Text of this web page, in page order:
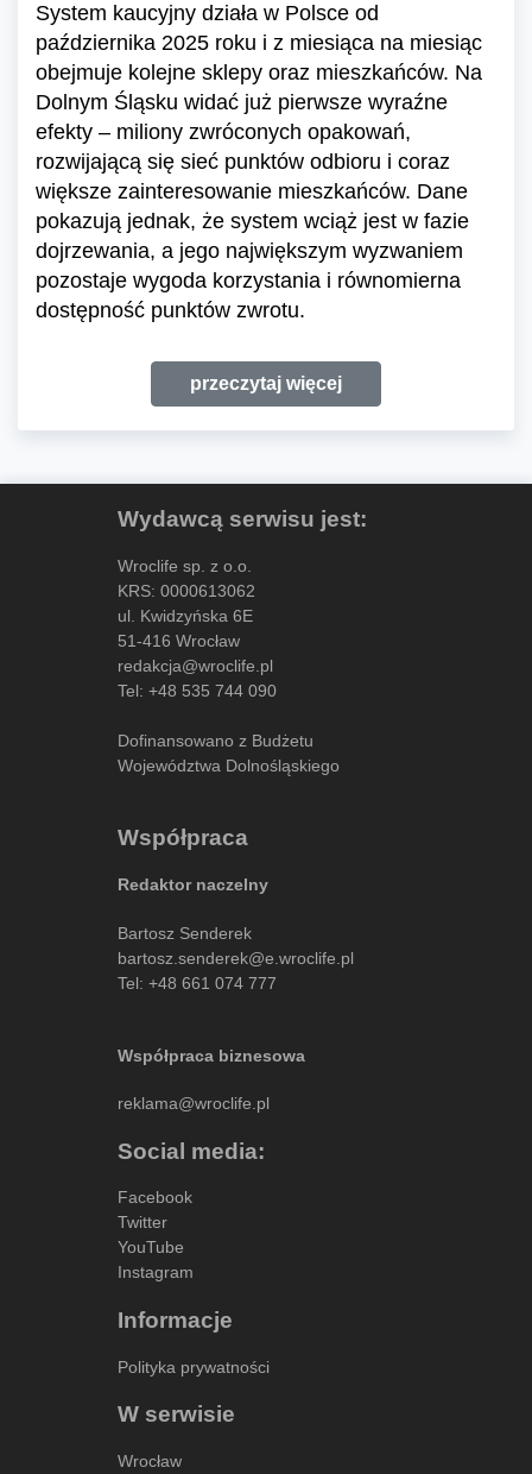
System kaucyjny działa w Polsce od
października 2025 roku i z miesiąca na miesiąc
obejmuje kolejne sklepy oraz mieszkańców. Na
Dolnym Śląsku widać już pierwsze wyraźne
efekty – miliony zwróconych opakowań,
rozwijającą się sieć punktów odbioru i coraz
większe zainteresowanie mieszkańców. Dane
pokazują jednak, że system wciąż jest w fazie
dojrzewania, a jego największym wyzwaniem
pozostaje wygoda korzystania i równomierna
dostępność punktów zwrotu.
przeczytaj więcej
Wydawcą serwisu jest:
Wroclife sp. z o.o.
KRS: 0000613062
ul. Kwidzyńska 6E
51-416 Wrocław
redakcja@wroclife.pl
Tel: +48 535 744 090
Dofinansowano z Budżetu
Województwa Dolnośląskiego
Współpraca
Redaktor naczelny
Bartosz Senderek
bartosz.senderek@e.wroclife.pl
Tel: +48 661 074 777
Współpraca biznesowa
reklama@wroclife.pl
Social media:
Facebook
Twitter
YouTube
Instagram
Informacje
Polityka prywatności
W serwisie
Wrocław